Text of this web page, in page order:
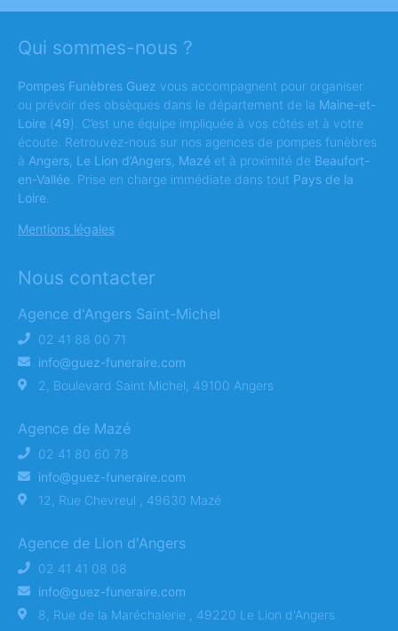
Qui sommes-nous ?
Pompes Funèbres Guez vous accompagnent pour organiser
ou prévoir des obsèques dans le département de la Maine-et-
Loire (49). C’est une équipe impliquée à vos côtés et à votre
écoute. Retrouvez-nous sur nos agences de pompes funèbres
à Angers Le Lion d’Angers Mazé et à proximité de Beaufort-
en-Vallée . Prise en charge immédiate dans tout Pays de la
Loire
Mentions légales
Nous contacter
Agence d'Angers Saint-Michel
02 41 88 00 71
info@guez-funeraire.com
2, Boulevard Saint Michel, 49100 Angers
Agence de Mazé
02 41 80 60 78
info@guez-funeraire.com
12, Rue Chevreul , 49630 Mazé
Agence de Lion d'Angers
02 41 41 08 08
info@guez-funeraire.com
8, Rue de la Maréchalerie , 49220 Le Lion d'Angers